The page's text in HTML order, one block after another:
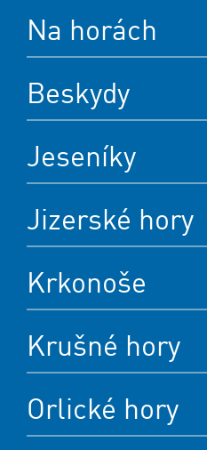
Na horách
Beskydy
Jeseníky
Jizerské hory
Krkonoše
Krušné hory
Orlické hory